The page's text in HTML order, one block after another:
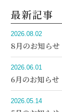
最新記事
2026.08.02
8月のお知らせ
2026.06.01
6月のお知らせ
2026.05.14